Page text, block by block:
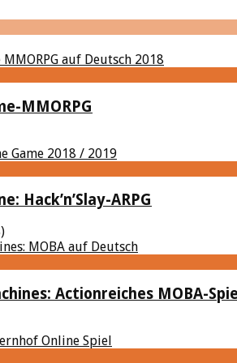
MMORPG
Hack’n’Slay-ARPG
Actionreiches MOBA-